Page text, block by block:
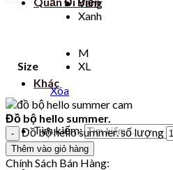
Khác
Tìm kiếm:
Xanh
Size
M
XL
Xóa
Đồ bộ hello summer.
Đồ bộ hello summer. số lượng
Thêm vào giỏ hàng
Chính Sách Bán Hàng: